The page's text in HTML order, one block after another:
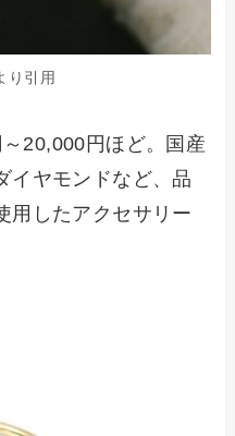
り引用
20,000円ほど。国産
イヤモンドなど、品
用したアクセサリー